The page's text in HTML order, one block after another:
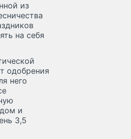
из
на себя
одобрения
него
и
3,5